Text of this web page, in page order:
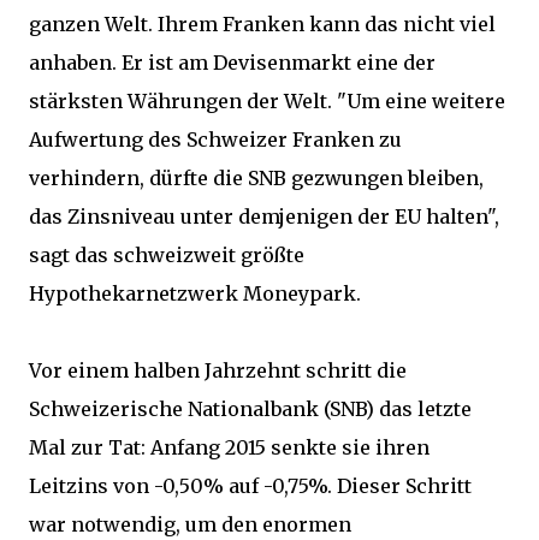
ganzen Welt. Ihrem Franken kann das nicht viel
anhaben. Er ist am Devisenmarkt eine der
stärksten Währungen der Welt. "Um eine weitere
Aufwertung des Schweizer Franken zu
verhindern, dürfte die SNB gezwungen bleiben,
das Zinsniveau unter demjenigen der EU halten",
sagt das schweizweit größte
Hypothekarnetzwerk Moneypark.
Vor einem halben Jahrzehnt schritt die
Schweizerische Nationalbank (SNB) das letzte
Mal zur Tat: Anfang 2015 senkte sie ihren
Leitzins von -0,50% auf -0,75%. Dieser Schritt
war notwendig, um den enormen